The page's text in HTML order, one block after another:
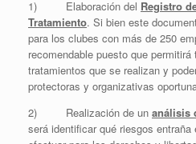
1) Elaboración del Registro
Tratamiento. Si bien este
para los clubes con más de 250
recomendable puesto que
tratamientos que se realizan y
protectoras y organizativas
2) Realización de un análisis
será identificar qué riesgos